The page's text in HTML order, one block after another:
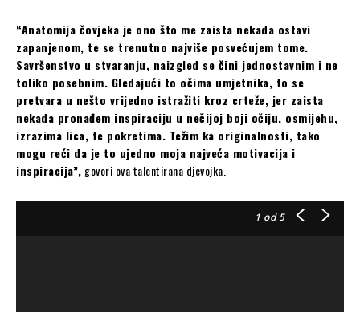
“Anatomija čovjeka je ono što me zaista nekada ostavi
zapanjenom, te se trenutno najviše posvećujem tome.
Savršenstvo u stvaranju, naizgled se čini jednostavnim i ne
toliko posebnim. Gledajući to očima umjetnika, to se
pretvara u nešto vrijedno istražiti kroz crteže, jer zaista
nekada pronađem inspiraciju u nečijoj boji očiju, osmijehu,
izrazima lica, te pokretima. Težim ka originalnosti, tako
mogu reći da je to ujedno moja najveća motivacija i
inspiracija”, govori ova talentirana djevojka.
1 od 5